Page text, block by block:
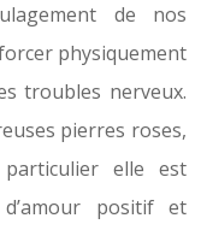
de nos
physiquement
troubles nerveux.
pierres roses,
elle est
positif et